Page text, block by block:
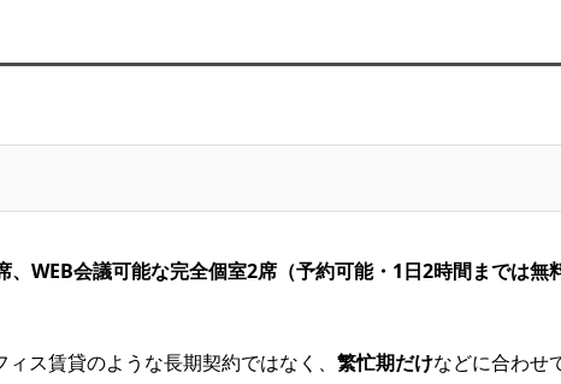
WEB会議可能な完全個室2席（予約可能・1日2時間までは無
ィス賃貸のような長期契約ではなく、 繁忙期だけなどに合わせ